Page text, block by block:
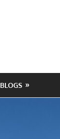
BLOGS